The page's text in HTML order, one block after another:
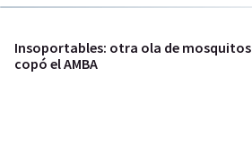
Insoportables: otra ola de mosquitos
copó el AMBA